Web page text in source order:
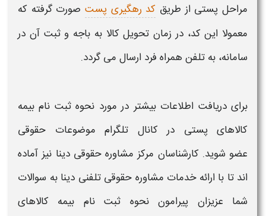
مراحل پستیاز طریق کد رهگیری پست صورت گرفته که
معمولا این کد، در زمان تحویل کالابه باجه وثبت آن در
سامانه، به تلفن همراه فرد ارسال می گردد.
برای دریافت اطلاعات بیشتر در مورد نحوه ثبت نام بیمه
کالاهای پستی
در کانال تلگرام موضوعات حقوقی
عضو شوید. کارشناسان مرکز مشاوره حقوقی دینا نیز آماده
اند تا با ارائه خدمات مشاوره حقوقی تلفنی دینا به سوالات
شما عزیزان پیراموننحوه ثبت نام بیمه کالاهای